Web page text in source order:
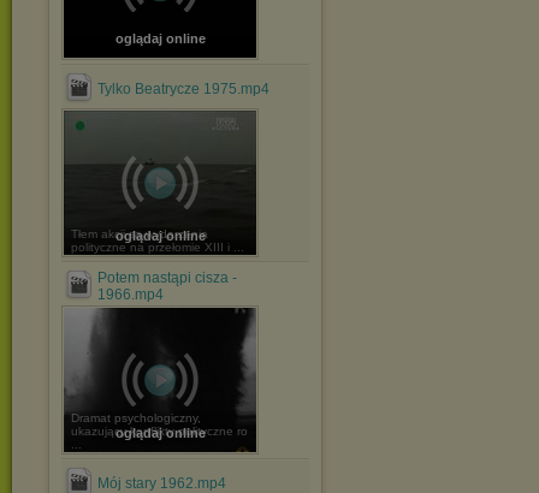
oglądaj online
Tylko Beatrycze 1975.mp4
oglądaj online
Tłem akcji są wydarzenia
polityczne na przełomie XIII i ...
Potem nastąpi cisza -
1966.mp4
oglądaj online
Dramat psychologiczny,
ukazujący konflikty polityczne ro
Mój stary 1962.mp4